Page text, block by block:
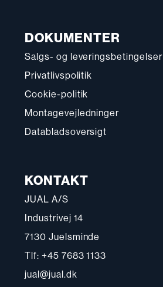
DOKUMENTER
Salgs- og leveringsbetingelser
Privatlivspolitik
Cookie-politik
Montagevejledninger
Databladsoversigt
KONTAKT
JUAL A/S
Industrivej 14
7130 Juelsminde
Tlf: +45 7683 1133
jual@jual.dk